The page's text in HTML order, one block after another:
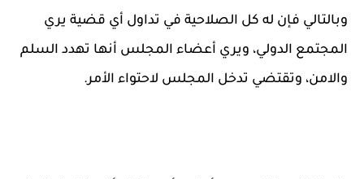
وبالتالي فإن له كل الصلاحية في تداول أي قضية يري
المجتمع الدولي، ويري أعضاء المجلس أنها تهدد السلم
والامن، وتقتضي تدخل المجلس لاحتواء الأمر.